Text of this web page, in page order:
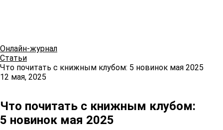
Онлайн-журнал
Статьи
Что почитать с книжным клубом: 5 новинок мая 2025
12 мая, 2025
Что почитать с книжным клубом:
5 новинок мая 2025